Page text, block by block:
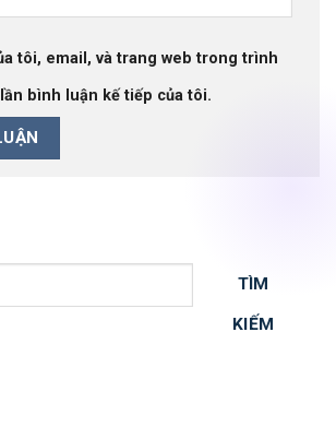
tôi, email, và trang web trong trình
bình luận kế tiếp của tôi.
TÌM
KIẾM